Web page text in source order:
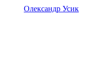
Олександр Усик